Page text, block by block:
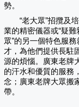
勢。
“老大眾”招攬及培
業的精密儀器或“疑
眾”的另一個特色服
才，為他們提供長駐
源的煩惱。廣東老牌
的汗水和優質的服務
念；廣東老牌大眾搬
帶。